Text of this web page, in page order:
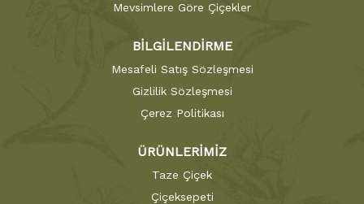
Mevsimlere Göre Çiçekler
BİLGİLENDİRME
Mesafeli Satış Sözleşmesi
Gizlilik Sözleşmesi
Çerez Politikası
ÜRÜNLERİMİZ
Taze Çiçek
Çiçeksepeti